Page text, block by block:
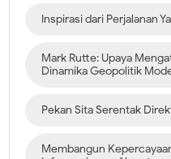
Inspirasi dari Perjalanan
Mark Rutte: Upaya
Dinamika Geopolitik
Pekan Sita Serentak
Membangun